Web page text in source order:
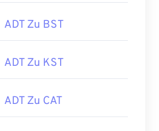
ADT Zu BST
ADT Zu KST
ADT Zu CAT